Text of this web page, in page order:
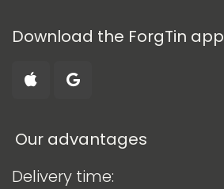
Download the ForgTin app
Our advantages
Delivery time: